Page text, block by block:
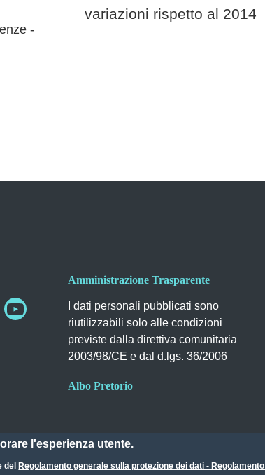
-
variazioni rispetto al 2014
Amministrazione Trasparente
I dati personali pubblicati sono
riutilizzabili solo alle condizioni
previste dalla direttiva comunitaria
2003/98/CE e dal d.lgs. 36/2006
Albo Pretorio
l'esperienza utente.
del Regolamento generale sulla protezione dei dati -